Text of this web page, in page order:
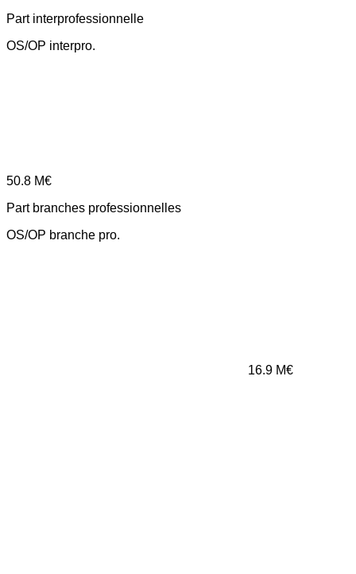
Part interprofessionnelle
OS/OP interpro.
50.8 M€
Part branches professionnelles
OS/OP branche pro.
16.9 M€